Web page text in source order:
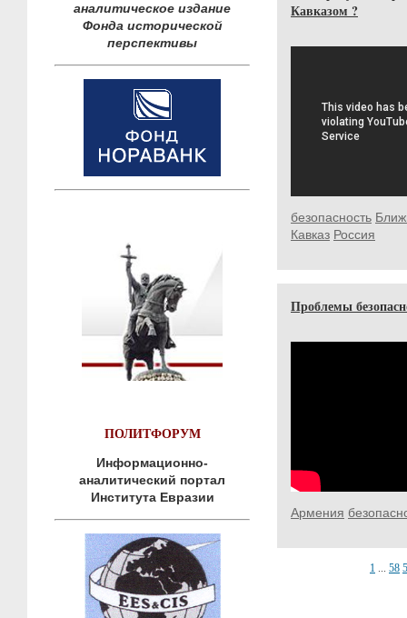
аналитическое издание
Фонда исторической
перспективы
ПОЛИТФОРУМ
Информационно-
аналитический портал
Института Евразии
Кавказом ?
безопасность
Кавказ Россия
Проблемы
Армения
1 ... 58